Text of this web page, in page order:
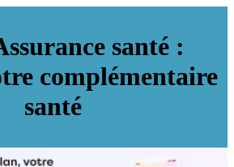
santé :
complémentaire
santé